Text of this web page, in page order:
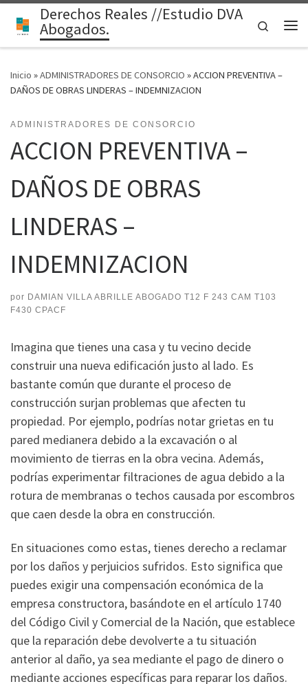
Saltar al contenido
Derechos Reales //Estudio DVA
Abogados.
Search
Inicio »ADMINISTRADORES DE CONSORCIO »ACCION PREVENTIVA –
DAÑOS DE OBRAS LINDERAS – INDEMNIZACION
ADMINISTRADORES DE CONSORCIO
ACCION PREVENTIVA –
DAÑOS DE OBRAS
LINDERAS –
INDEMNIZACION
por DAMIAN VILLA ABRILLE ABOGADO T12 F 243 CAM T103
F430 CPACF
Imagina que tienes una casa y tu vecino decide
construir una nueva edificación justo al lado. Es
bastante común que durante el proceso de
construcción surjan problemas que afecten tu
propiedad. Por ejemplo, podrías notar grietas en tu
pared medianera debido a la excavación o al
movimiento de tierras en la obra vecina. Además,
podrías experimentar filtraciones de agua debido a la
rotura de membranas o techos causada por escombros
que caen desde la obra en construcción.
En situaciones como estas, tienes derecho a reclamar
por los daños y perjuicios sufridos. Esto significa que
puedes exigir una compensación económica de la
empresa constructora, basándote en el artículo 1740
del Código Civil y Comercial de la Nación, que establece
que la reparación debe devolverte a tu situación
anterior al daño, ya sea mediante el pago de dinero o
mediante acciones específicas para reparar los daños.